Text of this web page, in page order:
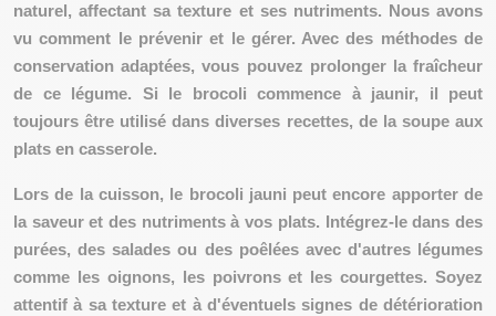
naturel, affectant sa texture et ses nutriments. Nous avons
vu comment le prévenir et le gérer. Avec des méthodes de
conservation adaptées, vous pouvez prolonger la fraîcheur
de ce légume. Si le brocoli commence à jaunir, il peut
toujours être utilisé dans diverses recettes, de la soupe aux
plats en casserole.
Lors de la cuisson, le brocoli jauni peut encore apporter de
la saveur et des nutriments à vos plats. Intégrez-le dans des
purées, des salades ou des poêlées avec d'autres légumes
comme les oignons, les poivrons et les courgettes. Soyez
attentif à sa texture et à d'éventuels signes de détérioration